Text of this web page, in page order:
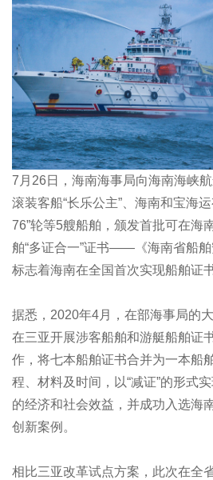
7月26日，海南海事局向海南海峡
滚装客船“长乐公主”、海南和宝海
76”轮等5艘船舶，颁发首批可在海
舶“多证合一”证书——《海南省船舶
标志着海南在全国首次实现船舶证书
据悉，2020年4月，在部海事局的
在三亚开展涉客船舶和游艇船舶证
作，将七本船舶证书合并为一本船
程、材料及时间，以“减证”的形式
的经济和社会效益，并成功入选海
创新案例。
相比三亚改革试点方案，此次在全